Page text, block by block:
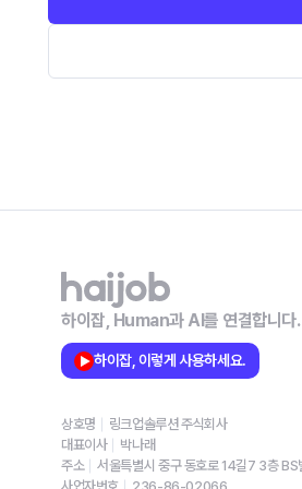
하이잡, Human과 AI를 연결합니다.
하이잡, 이렇게 사용하세요.
상호명
링크업솔루션 주식회사
대표이사
박나래
주소
서울특별시 중구 동호로 14길7 3층 BS